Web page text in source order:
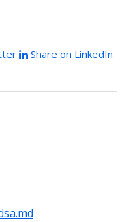
Share on LinkedIn